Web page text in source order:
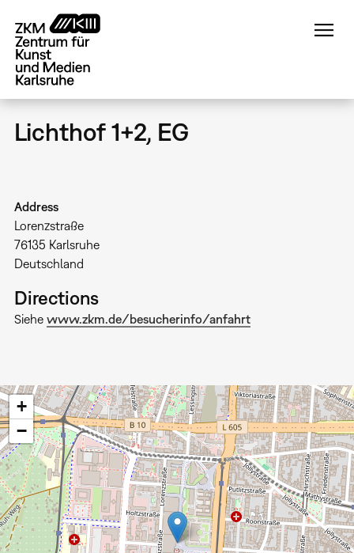
zum
Inhalt
Lichthof 1+2, EG
Address
Lorenzstraße
76135 Karlsruhe
Deutschland
Directions
Siehe www.zkm.de/besucherinfo/anfahrt
+
−